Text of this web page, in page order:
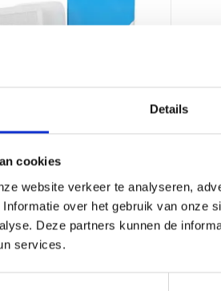
Details
cookies
website verkeer te analyseren,
over het gebruik van onze
Deze partners kunnen de
services.
AXIA ECONIQ 375 / 450 / 600
€29,75